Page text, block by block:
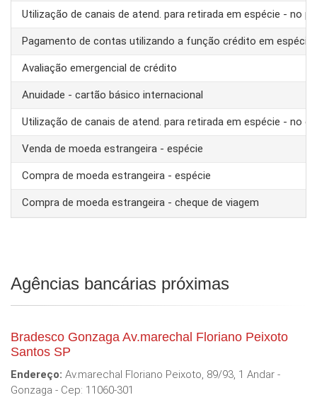
Utilização de canais de atend. para retirada em espécie - no
Pagamento de contas utilizando a função crédito em espécie
Avaliação emergencial de crédito
Anuidade - cartão básico internacional
Utilização de canais de atend. para retirada em espécie - no
Venda de moeda estrangeira - espécie
Compra de moeda estrangeira - espécie
Compra de moeda estrangeira - cheque de viagem
Agências bancárias próximas
Bradesco Gonzaga Av.marechal Floriano Peixoto
Santos SP
Endereço: Av.marechal Floriano Peixoto, 89/93, 1 Andar -
Gonzaga - Cep: 11060-301